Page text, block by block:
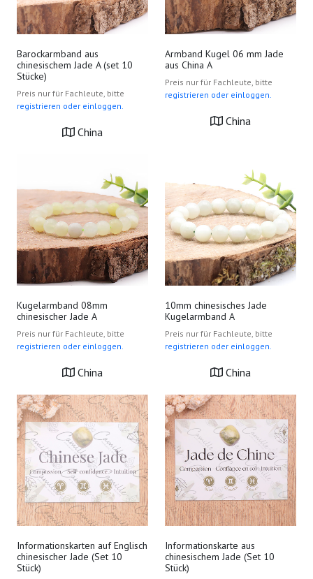
Barockarmband aus
chinesischem Jade A (set 10
Stücke)
Preis nur für Fachleute, bitte
registrieren oder einloggen.
China
Armband Kugel 06 mm Jade
aus China A
Preis nur für Fachleute, bitte
registrieren oder einloggen.
China
Kugelarmband 08mm
chinesischer Jade A
Preis nur für Fachleute, bitte
registrieren oder einloggen.
China
10mm chinesisches Jade
Kugelarmband A
Preis nur für Fachleute, bitte
registrieren oder einloggen.
China
Informationskarten auf Englisch
chinesischer Jade (Set 10
Stück)
Informationskarte aus
chinesischem Jade (Set 10
Stück)